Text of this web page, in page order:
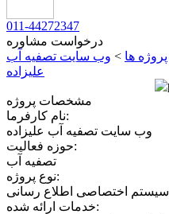
011-44272347
درخواست مشاوره
پروژه ها > وب سایت تصفیه آب
علیزاده
مشخصات پروژه
نام کارفرما:
وب سایت تصفیه آب علیزاده
حوزه فعالیت:
تصفیه آب
نوع پروژه:
سیستم اختصاصی اطلاع رسانی
خدمات ارائه شده: